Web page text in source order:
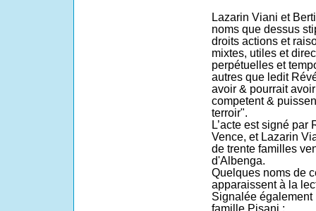
Lazarin Viani et
noms que dessus
droits actions et
mixtes, utiles et
perpétuelles et
autres que ledit
avoir & pourrait
competent &
terroir".
L’acte est signé
Vence, et Lazarin
de trente familles
d'Albenga.
Quelques noms de
apparaissent à la
Signalée également
famille Pisani :